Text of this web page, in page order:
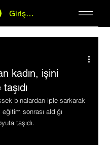
Giriş Yap
kadın, işini
binalardan iple sarkarak
sonrası aldığı
taşıdı.